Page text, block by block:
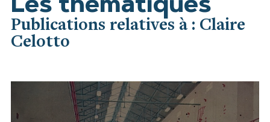
Les thématiques
Publications relatives à : Claire
Celotto